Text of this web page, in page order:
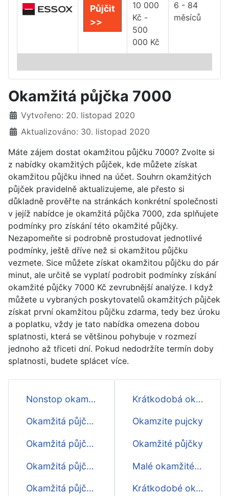
Půjčit
>>
10 000
Kč -
500
000 Kč
6 - 84
měsíců
Okamžitá půjčka 7000
Základní údaje
Vytvořeno: 20. listopad 2020
Aktualizováno: 30. listopad 2020
Máte zájem dostat okamžitou půjčku 7000? Zvolte si
z nabídky okamžitých půjček, kde můžete získat
okamžitou půjčku ihned na účet. Souhrn okamžitých
půjček pravidelně aktualizujeme, ale přesto si
důkladně prověřte na stránkách konkrétní společnosti
v jejíž nabídce je okamžitá půjčka 7000, zda splňujete
podmínky pro získání této okamžité půjčky.
Nezapomeňte si podrobně prostudovat jednotlivé
podmínky, ještě dříve než si okamžitou půjčku
vezmete. Sice můžete získat okamžitou půjčku do pár
minut, ale určitě se vyplatí podrobit podmínky získání
okamžité půjčky 7000 Kč zevrubnější analýze. I když
můžete u vybraných poskytovatelů okamžitých půjček
získat první okamžitou půjčku zdarma, tedy bez úroku
a poplatku, vždy je tato nabídka omezena dobou
splatnosti, která se většinou pohybuje v rozmezí
jednoho až třiceti dní. Pokud nedodržíte termín doby
splatnosti, budete splácet více.
Nonstop okamžitá půjčka
Okamžitá půjčka ještě dnes
Okamžitá půjčka 4000
Okamžitá půjčka 5000
Okamžitá půjčka 6000
Krátkodobá okamžitá půjčka
Okamzite pujcky
Okamžité půjčky
Malé okamžité půjčky
Krátkodobé okamžité půjčky ihned